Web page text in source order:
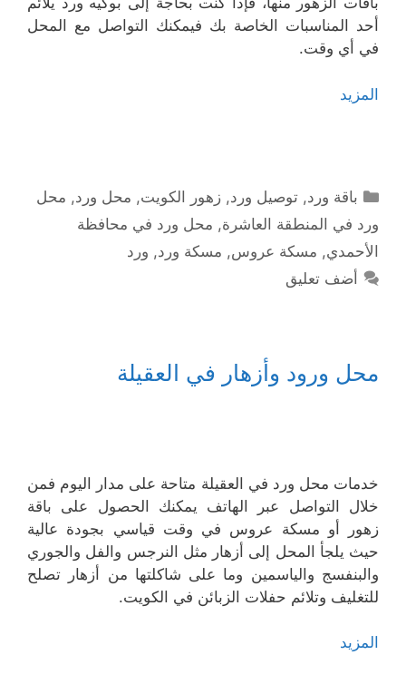
أحد المناسبات الخاصة بك فيمكنك التواصل مع المحل
في أي وقت.
المزيد
التصنيفات
باقة ورد,توصيل ورد,زهور الكويت, محل ورد, محل
ورد في المنطقة العاشرة, محل ورد في محافظة
الأحمدي, مسكة عروس, مسكة ورد, ورد
أضف تعليق
محل ورود وأزهار في العقيلة
خدمات محل ورد في العقيلة متاحة على مدار اليوم فمن
خلال التواصل عبر الهاتف يمكنك الحصول على باقة
زهور أو مسكة عروس في وقت قياسي بجودة عالية
حيث يلجأ المحل إلى أزهار مثل النرجس والفل والجوري
والبنفسج والياسمين وما على شاكلتها من أزهار تصلح
للتغليف وتلائم حفلات الزبائن في الكويت.
المزيد